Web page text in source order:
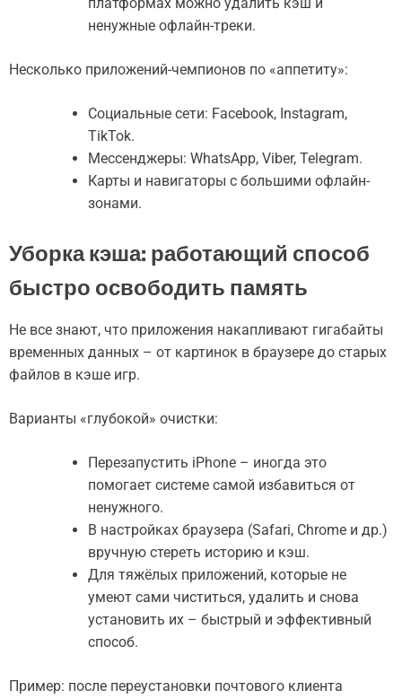
ненужные офлайн-треки.
Несколько приложений-чемпионов по «аппетиту»:
Социальные сети: Facebook, Instagram,
TikTok.
Мессенджеры: WhatsApp, Viber, Telegram.
Карты и навигаторы с большими офлайн-
зонами.
Уборка кэша: работающий способ
быстро освободить память
Не все знают, что приложения накапливают гигабайты
временных данных – от картинок в браузере до старых
файлов в кэше игр.
Варианты «глубокой» очистки:
Перезапустить iPhone – иногда это
помогает системе самой избавиться от
ненужного.
В настройках браузера (Safari, Chrome и др.)
вручную стереть историю и кэш.
Для тяжёлых приложений, которые не
умеют сами чиститься, удалить и снова
установить их – быстрый и эффективный
способ.
Пример: после переустановки почтового клиента